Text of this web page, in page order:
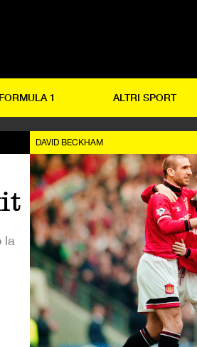
FORMULA 1 ALTRI SPORT
la
DAVID BECKHAM